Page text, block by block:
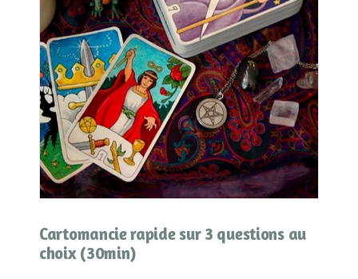
Cartomancie rapide sur 3 questions au
choix (30min)